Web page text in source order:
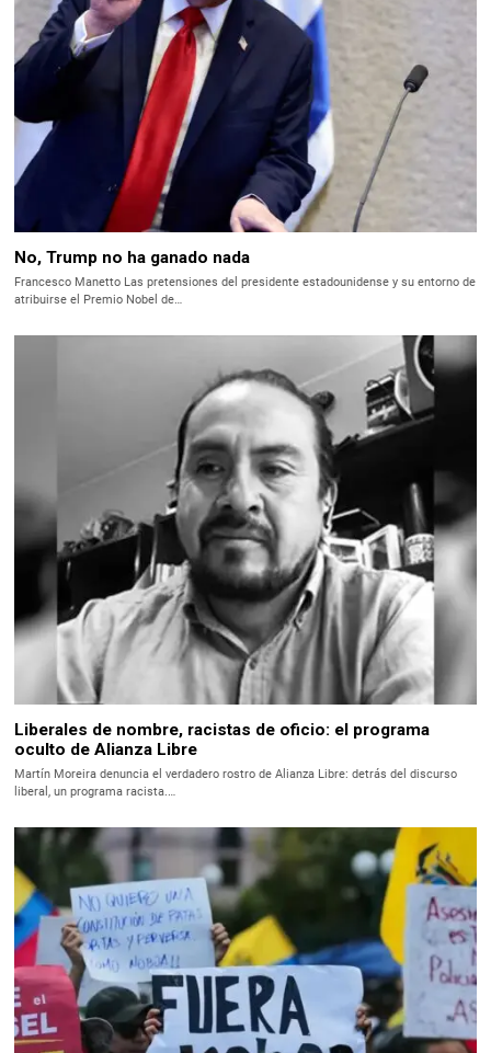
No, Trump no ha ganado nada
Francesco Manetto Las pretensiones del presidente estadounidense y su entorno de
atribuirse el Premio Nobel de…
Liberales de nombre, racistas de oficio: el programa
oculto de Alianza Libre
Martín Moreira denuncia el verdadero rostro de Alianza Libre: detrás del discurso
liberal, un programa racista.…